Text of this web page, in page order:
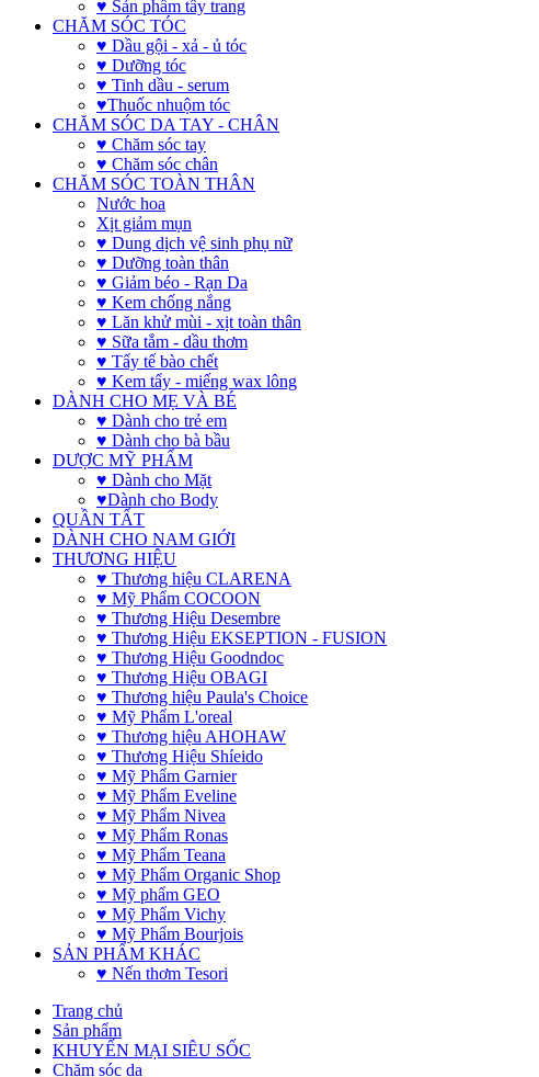
♥ Sản phẩm tẩy trang
CHĂM SÓC TÓC
♥ Dầu gội - xả - ủ tóc
♥ Dưỡng tóc
♥ Tinh dầu - serum
♥Thuốc nhuộm tóc
CHĂM SÓC DA TAY - CHÂN
♥ Chăm sóc tay
♥ Chăm sóc chân
CHĂM SÓC TOÀN THÂN
Nước hoa
Xịt giảm mụn
♥ Dung dịch vệ sinh phụ nữ
♥ Dưỡng toàn thân
♥ Giảm béo - Rạn Da
♥ Kem chống nắng
♥ Lăn khử mùi - xịt toàn thân
♥ Sữa tắm - dầu thơm
♥ Tẩy tế bào chết
♥ Kem tẩy - miếng wax lông
DÀNH CHO MẸ VÀ BÉ
♥ Dành cho trẻ em
♥ Dành cho bà bầu
DƯỢC MỸ PHẨM
♥ Dành cho Mặt
♥Dành cho Body
QUẦN TẤT
DÀNH CHO NAM GIỚI
THƯƠNG HIỆU
♥ Thương hiệu CLARENA
♥ Mỹ Phẩm COCOON
♥ Thương Hiệu Desembre
♥ Thương Hiệu EKSEPTION - FUSION
♥ Thương Hiệu Goodndoc
♥ Thương Hiệu OBAGI
♥ Thương hiệu Paula's Choice
♥ Mỹ Phẩm L'oreal
♥ Thương hiệu AHOHAW
♥ Thương Hiệu Shíeido
♥ Mỹ Phẩm Garnier
♥ Mỹ Phẩm Eveline
♥ Mỹ Phẩm Nivea
♥ Mỹ Phẩm Ronas
♥ Mỹ Phẩm Teana
♥ Mỹ Phẩm Organic Shop
♥ Mỹ phẩm GEO
♥ Mỹ Phẩm Vichy
♥ Mỹ Phẩm Bourjois
SẢN PHẨM KHÁC
♥ Nến thơm Tesori
Trang chủ
Sản phẩm
KHUYẾN MẠI SIÊU SỐC
Chăm sóc da